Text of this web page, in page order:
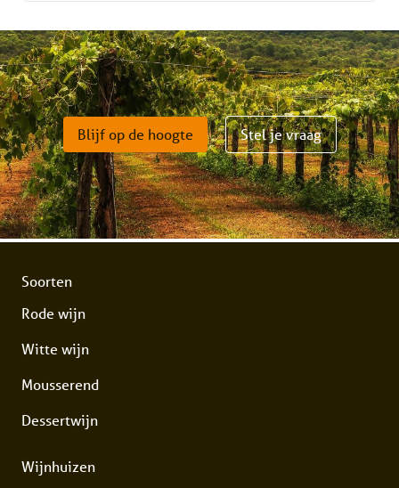
Blijf op de hoogte Stel je vraag
Soorten
Rode wijn
Witte wijn
Mousserend
Dessertwijn
Wijnhuizen